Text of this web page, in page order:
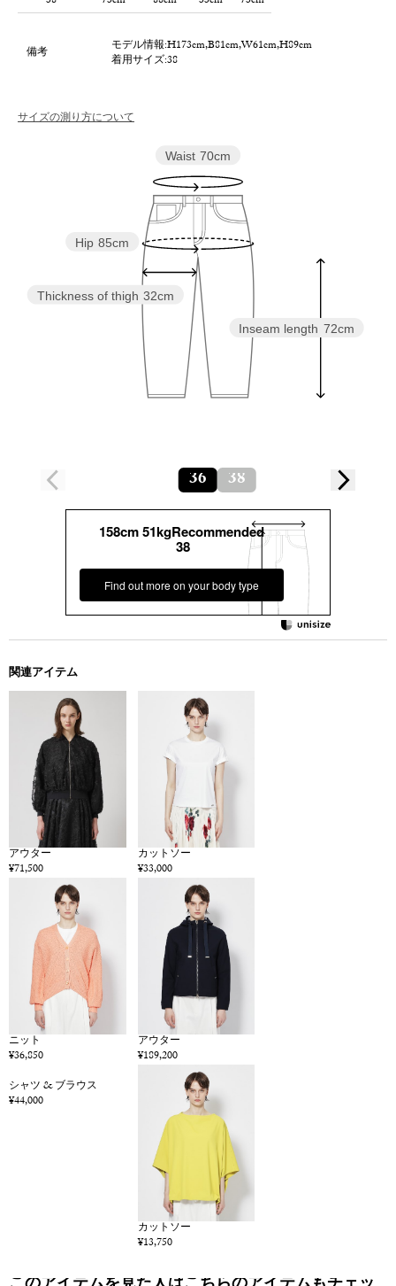
備考
モデル情報:H173cm,B81cm,W61cm,H89cm
着用サイズ:38
サイズの測り方について
Inseam length 72cm
Thickness of thigh 32cm
Hip 85cm
Waist 70cm
36 38
158cm 51kgRecommended
38
Find out more on your body type
関連アイテム
アウター
¥71,500
カットソー
¥33,000
ニット
¥36,850
アウター
¥189,200
シャツ & ブラウス
¥44,000
カットソー
¥13,750